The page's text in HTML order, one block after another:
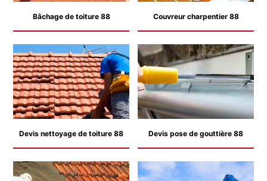
Bâchage de toiture 88 Couvreur charpentier 88
Devis nettoyage de toiture 88 Devis pose de gouttière 88